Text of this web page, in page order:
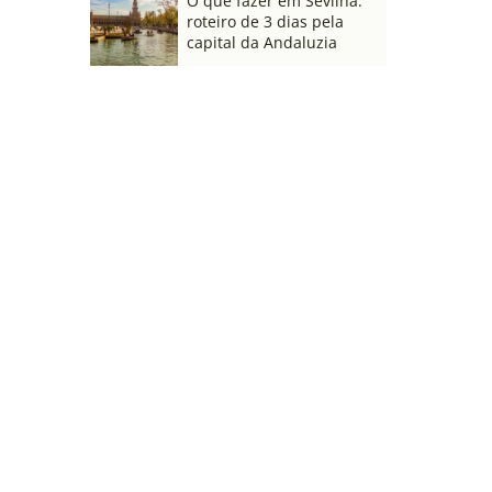
roteiro de 3 dias pela
capital da Andaluzia